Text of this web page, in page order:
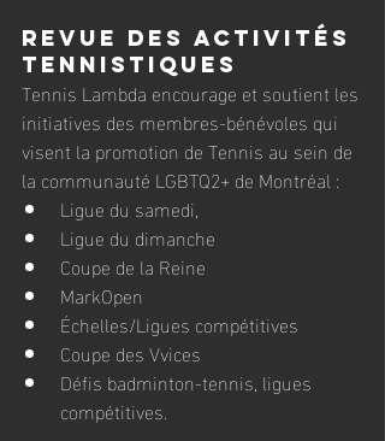
Revue des activités
tennistiques
Tennis Lambda encourage et soutient les
initiatives des membres-bénévoles qui
visent la promotion de Tennis au sein de
la communauté LGBTQ2+ de Montréal :
Ligue du samedi,
Ligue du dimanche
Coupe de la Reine
MarkOpen
Échelles/Ligues compétitives
Coupe des Vvices
Défis badminton-tennis, ligues
compétitives.